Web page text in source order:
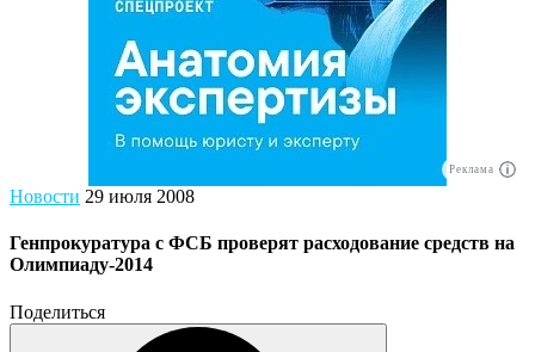
Реклама
Новости 29 июля 2008
Генпрокуратура с ФСБ проверят расходование средств на
Олимпиаду-2014
Поделиться